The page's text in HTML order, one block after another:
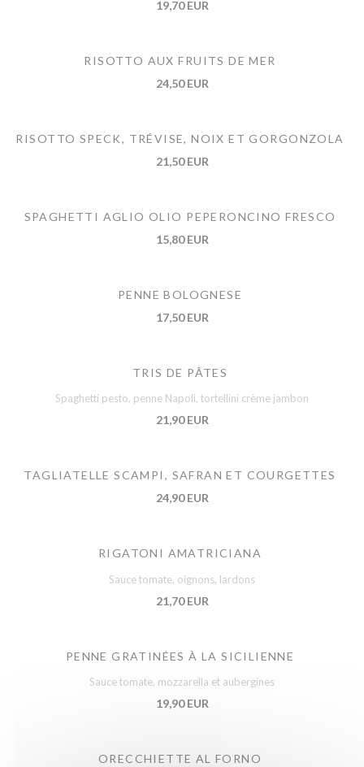
19,70 EUR
RISOTTO AUX FRUITS DE MER
24,50 EUR
RISOTTO SPECK, TRÉVISE, NOIX ET GORGONZOLA
21,50 EUR
SPAGHETTI AGLIO OLIO PEPERONCINO FRESCO
15,80 EUR
PENNE BOLOGNESE
17,50 EUR
TRIS DE PÂTES
Spaghetti pesto, penne Napoli, tortellini crème jambon
21,90 EUR
TAGLIATELLE SCAMPI, SAFRAN ET COURGETTES
24,90 EUR
RIGATONI AMATRICIANA
Sauce tomate, oignons, lardons
21,70 EUR
PENNE GRATINÉES À LA SICILIENNE
Sauce tomate, mozzarella et aubergines
19,90 EUR
ORECCHIETTE AL FORNO